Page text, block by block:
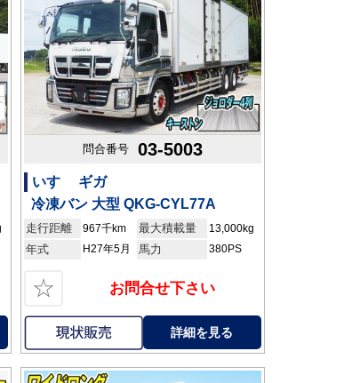
問合番号 03-5003
いすゞ ギガ
冷凍バン 大型 QKG-CYL77A
走行距離 967千km 最大積載量 13,000kg
年式 H27年5月 馬力 380PS
☆ お問合せ下さい
詳細を見る